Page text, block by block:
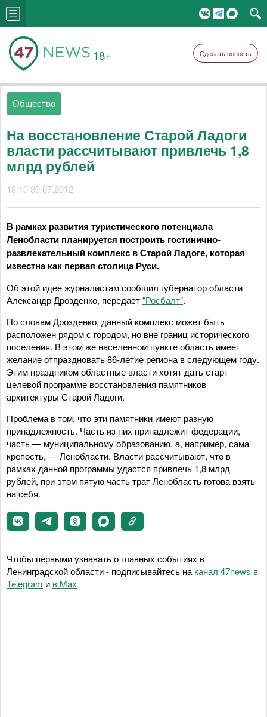
18+ Сделать новость
Общество
На восстановление Старой Ладоги
власти рассчитывают привлечь 1,8
млрд рублей
18:10 30.07.2012
В рамках развития туристического потенциала
Ленобласти планируется построить гостинично-
развлекательный комплекс в Старой Ладоге, которая
известна как первая столица Руси.
Об этой идее журналистам сообщил губернатор области
Александр Дрозденко, передает"Росбалт".
По словам Дрозденко, данный комплекс может быть
расположен рядом с городом, но вне границ исторического
поселения. В этом же населенном пункте область имеет
желание отпраздновать 86-летие региона в следующем году.
Этим праздником областные власти хотят дать старт
целевой программе восстановления памятников
архитектуры Старой Ладоги.
Проблема в том, что эти памятники имеют разную
принадлежность. Часть из них принадлежит федерации,
часть — муниципальному образованию, а, например, сама
крепость, — Ленобласти. Власти рассчитывают, что в
рамках данной программы удастся привлечь 1,8 млрд
рублей, при этом пятую часть трат Ленобласть готова взять
на себя.
Чтобы первыми узнавать о главных событиях в
Ленинградской области - подписывайтесь на канал 47news в
Telegram и в Maх